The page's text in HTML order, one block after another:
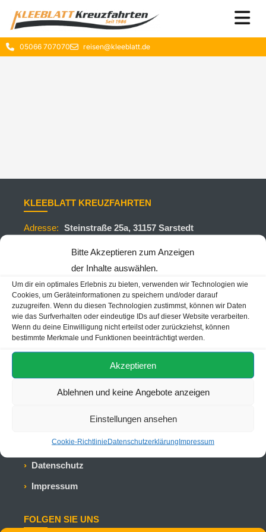
Bitte Akzeptieren zum Anzeigen
der Inhalte auswählen.
Um dir ein optimales Erlebnis zu bieten, verwenden wir Technologien wie
Cookies, um Geräteinformationen zu speichern und/oder darauf
zuzugreifen. Wenn du diesen Technologien zustimmst, können wir Daten
wie das Surfverhalten oder eindeutige IDs auf dieser Website verarbeiten.
Wenn du deine Einwilligung nicht erteilst oder zurückziehst, können
bestimmte Merkmale und Funktionen beeinträchtigt werden.
Akzeptieren
Ablehnen und keine Angebote anzeigen
Einstellungen ansehen
Cookie-RichtlinieDatenschutzerklärungImpressum
05066 707070 reisen@kleeblatt.de
KLEEBLATT KREUZFAHRTEN
Adresse: Steinstraße 25a, 31157 Sarstedt
+495066707070
+4915905426571
E-Mail: reisen@kleeblatt.de
Öffnungszeiten: Mo-Fr 09:00 - 18:00 Uhr
Sa 09:00 - 13:00 Uhr
Kundennote
Datenschutz
Impressum
FOLGEN SIE UNS